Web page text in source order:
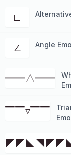
∟
∠ Angle
━━△━━
▔▔▿▔▔